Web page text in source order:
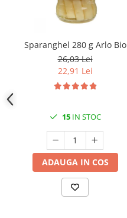
Sparanghel 280 g Arlo Bio
26,03 Lei
22,91 Lei
15IN STOC
ADAUGA IN COS